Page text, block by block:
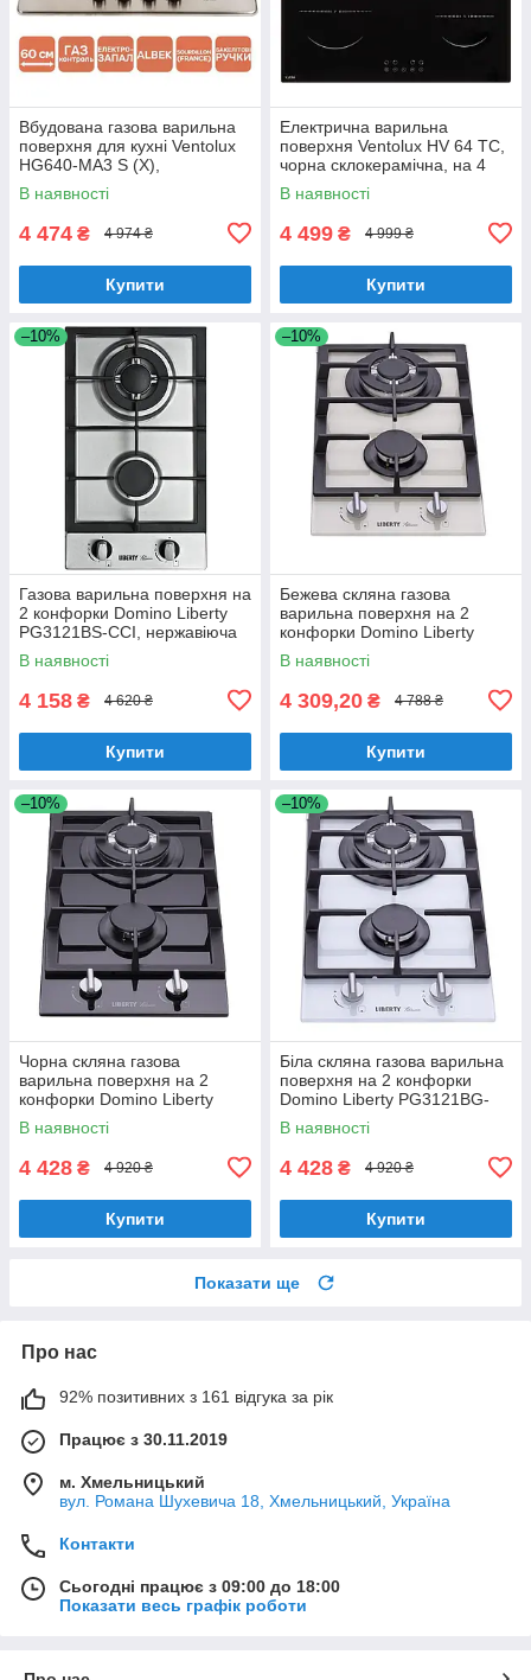
Вбудована газова варильна
поверхня для кухні Ventolux
HG640-MA3 S (X),
нержавіюча сталь на 4
конфорки
В наявності
4 474 ₴ 4 974 ₴
Купити
Електрична варильна
поверхня Ventolux HV 64 TC,
чорна склокерамічна, на 4
конфорки
В наявності
4 499 ₴ 4 999 ₴
Купити
–10%
Газова варильна поверхня на
2 конфорки Domino Liberty
PG3121BS-CCI, нержавіюча
сталь, з турбо конфоркою
В наявності
4 158 ₴ 4 620 ₴
Купити
–10%
Бежева скляна газова
варильна поверхня на 2
конфорки Domino Liberty
PG3121BG-CCAV, бежеве
скло
В наявності
4 309,20 ₴ 4 788 ₴
Купити
–10%
Чорна скляна газова
варильна поверхня на 2
конфорки Domino Liberty
PG3121BG-CCB, чорне скло
В наявності
4 428 ₴ 4 920 ₴
Купити
–10%
Біла скляна газова варильна
поверхня на 2 конфорки
Domino Liberty PG3121BG-
CCW, біле скло
В наявності
4 428 ₴ 4 920 ₴
Купити
Показати ще
Про нас
92% позитивних з 161 відгука за рік
Працює з 30.11.2019
м. Хмельницький
вул. Романа Шухевича 18, Хмельницький, Україна
Контакти
Сьогодні працює з 09:00 до 18:00
Показати весь графік роботи